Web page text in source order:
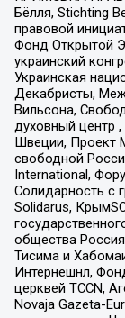
Бёлля, Stichting
правовой
Фонд Открытой
украинский
Украинская
Декабристы,
Вильсона,
духовный центр
Швеции, Проект
свободной
International,
Солидарность с
Solidarus,
общества
Тисима и
Интернешнл,
церквей TCCN,
Novaja Gazeta-